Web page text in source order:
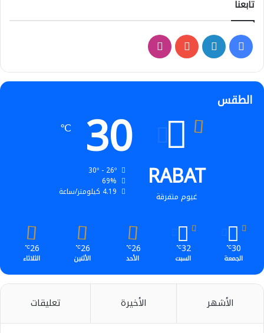
تابعنا
فيسبوكلينكدإن‫YouTubeانستقرام
الطقس
RABAT
غيوم متفرقة
30
℃
30º - 26º
69%
4.19 كيلومتر/ساعة
30
℃
الجمعة
32
℃
السبت
26
℃
الأحد
26
℃
الأثنين
26
℃
الثلاثاء
الأشهر الأخيرة تعليقات